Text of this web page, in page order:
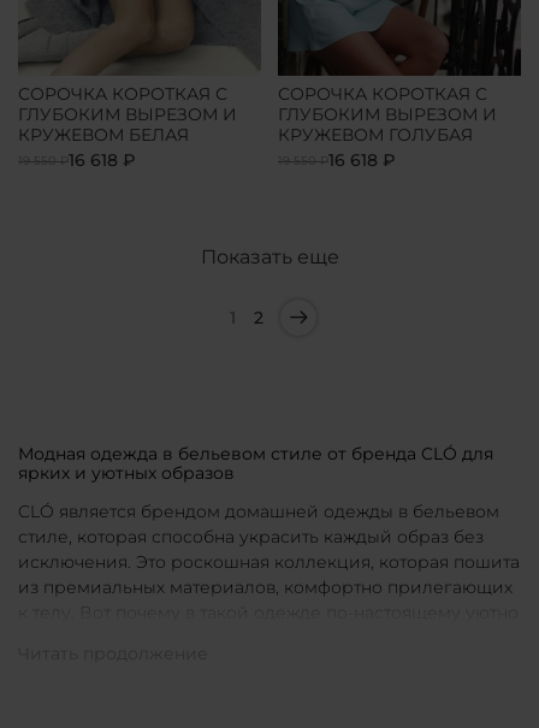
СОРОЧКА КОРОТКАЯ С
ГЛУБОКИМ ВЫРЕЗОМ И
КРУЖЕВОМ БЕЛАЯ
19 550 ₽16 618 ₽
СОРОЧКА КОРОТКАЯ С
ГЛУБОКИМ ВЫРЕЗОМ И
КРУЖЕВОМ ГОЛУБАЯ
19 550 ₽16 618 ₽
Показать еще
1 2
Модная одежда в бельевом стиле от бренда CLÓ для
ярких и уютных образов
CLÓ является брендом домашней одежды в бельевом
стиле, которая способна украсить каждый образ без
исключения. Это роскошная коллекция, которая пошита
из премиальных материалов, комфортно прилегающих
к телу. Вот почему в такой одежде по-настоящему уютно